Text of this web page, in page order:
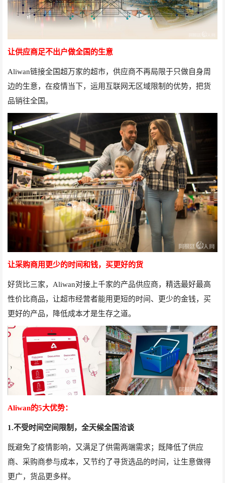
让供应商足不出户做全国的生意
Aliwan链接全国超万家的超市，供应商不再局限于只做自身周
边的生意，在疫情当下，运用互联网无区域限制的优势，把货
品销往全国。
让采购商用更少的时间和钱，买更好的货
好货比三家， Aliwan对接上千家的产品供应商，精选最好最高
性价比商品，让超市经营者能用更短的时间、更少的金钱，买
更好的产品，降低成本才是生存之道。
Aliwan的5大优势：
1.不受时间空间限制，全天候全国洽谈
既避免了疫情影响，又满足了供需两端需求；既降低了供应
商、采购商参与成本，又节约了寻货选品的时间，让生意做得
更广，货品更多样。